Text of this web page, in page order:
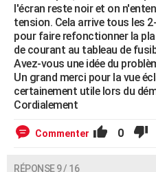
l'écran reste noir et on
tension. Cela arrive tous les
pour faire refonctionner la
de courant au tableau de
Avez-vous une idée du
Un grand merci pour la vue
certainement utile lors du
Cordialement
Commenter 0
RÉPONSE 9 / 16